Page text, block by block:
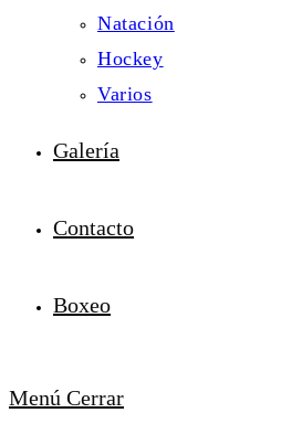
Natación
Hockey
Varios
Galería
Contacto
Boxeo
Menú Cerrar